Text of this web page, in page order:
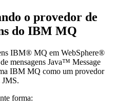
o provedor de
do IBM MQ
IBM® MQ em WebSphere®
mensagens Java™ Message
IBM MQ como um provedor
JMS.
forma: